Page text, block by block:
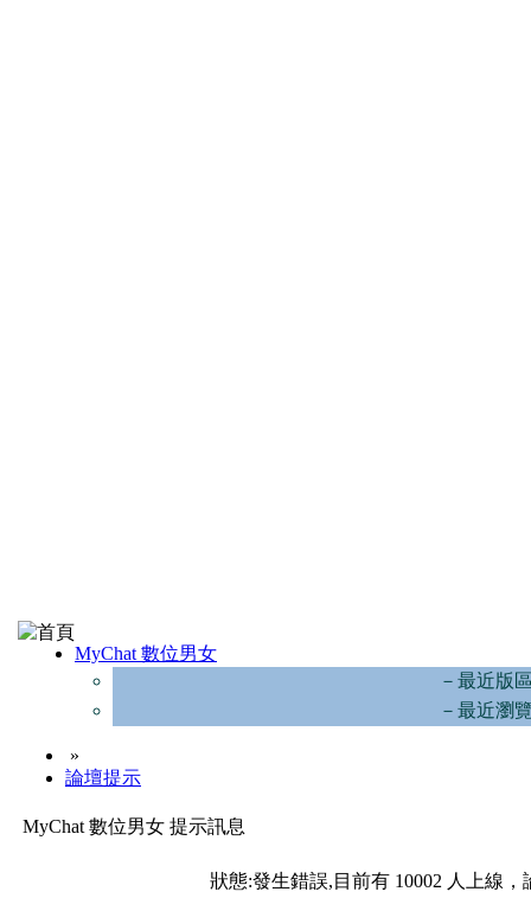
MyChat 數位男女
－最近版
－最近瀏
»
論壇提示
MyChat 數位男女 提示訊息
狀態:發生錯誤,目前有 10002 人上線